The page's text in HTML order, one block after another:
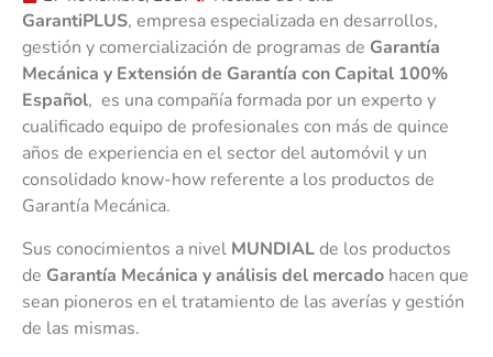
GarantiPLUS, empresa especializada en desarrollos,
gestión y comercialización de programas de Garantía
Mecánica y Extensión de Garantía con Capital 100%
Español, es una compañía formada por un experto y
cualificado equipo de profesionales con más de quince
años de experiencia en el sector del automóvil y un
consolidado know-how referente a los productos de
Garantía Mecánica.
Sus conocimientos a nivel MUNDIALde los productos
de Garantía Mecánica y análisis del mercado hacen que
sean pioneros en el tratamiento de las averías y gestión
de las mismas.